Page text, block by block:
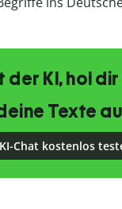
der KI, hol
Texte
KI-Chat kostenlos